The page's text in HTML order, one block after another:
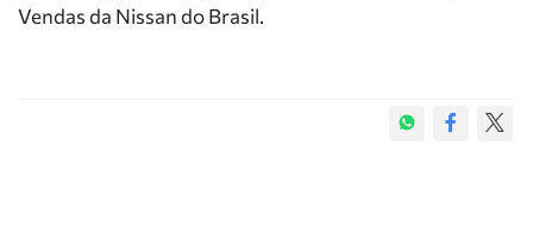
Vendas da Nissan do Brasil.